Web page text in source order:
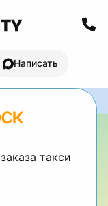
Написать
такси